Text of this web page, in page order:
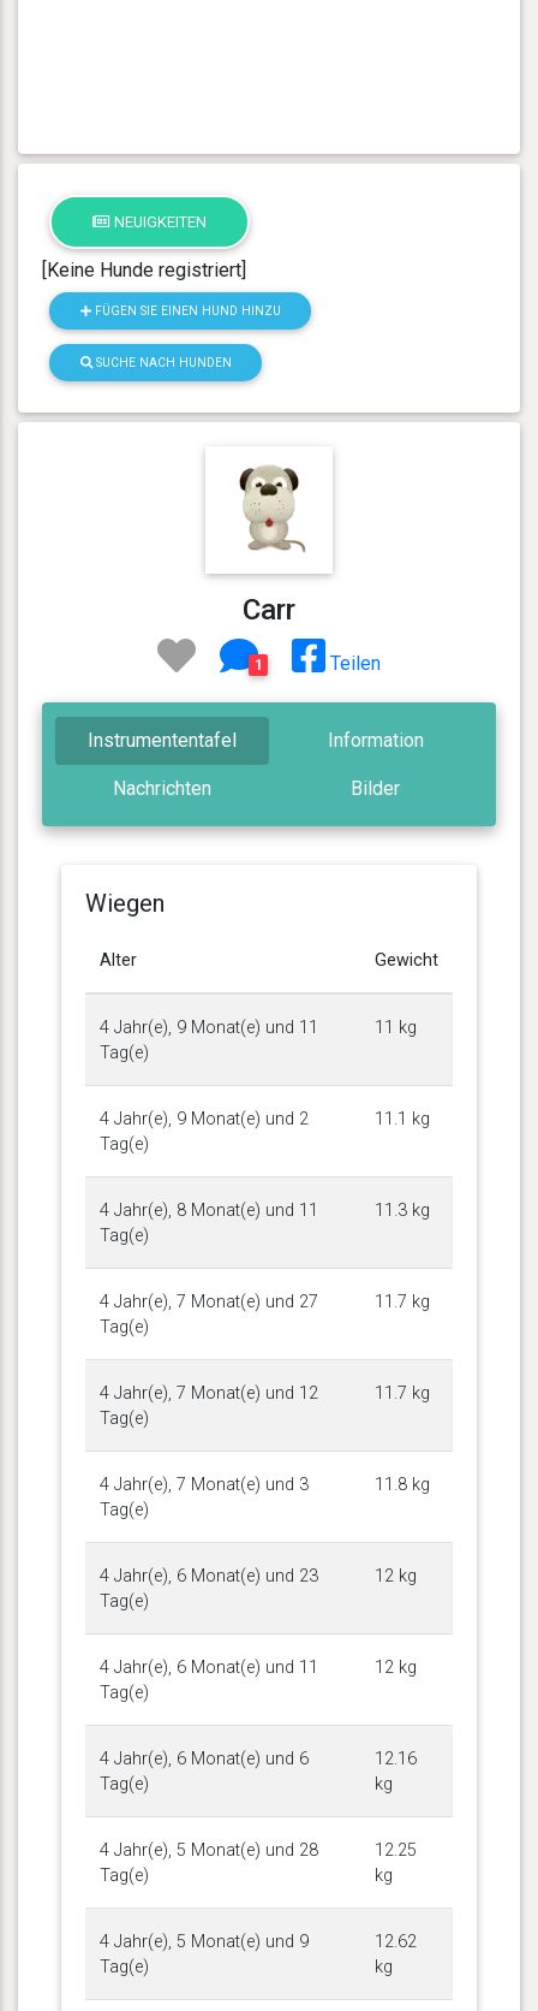
NEUIGKEITEN
[Keine Hunde registriert]
FÜGEN SIE EINEN HUND HINZU
SUCHE NACH HUNDEN
Carr
1 Teilen
Instrumententafel Information
Nachrichten Bilder
Wiegen
Alter Gewicht
4 Jahr(e), 9 Monat(e) und 11
Tag(e)
11 kg
4 Jahr(e), 9 Monat(e) und 2
Tag(e)
11.1 kg
4 Jahr(e), 8 Monat(e) und 11
Tag(e)
11.3 kg
4 Jahr(e), 7 Monat(e) und 27
Tag(e)
11.7 kg
4 Jahr(e), 7 Monat(e) und 12
Tag(e)
11.7 kg
4 Jahr(e), 7 Monat(e) und 3
Tag(e)
11.8 kg
4 Jahr(e), 6 Monat(e) und 23
Tag(e)
12 kg
4 Jahr(e), 6 Monat(e) und 11
Tag(e)
12 kg
4 Jahr(e), 6 Monat(e) und 6
Tag(e)
12.16
kg
4 Jahr(e), 5 Monat(e) und 28
Tag(e)
12.25
kg
4 Jahr(e), 5 Monat(e) und 9
Tag(e)
12.62
kg